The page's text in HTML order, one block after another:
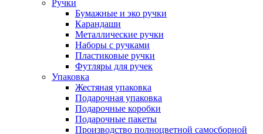
Ручки
Бумажные и эко ручки
Карандаши
Металлические ручки
Наборы с ручками
Пластиковые ручки
Футляры для ручек
Упаковка
Жестяная упаковка
Подарочная упаковка
Подарочные коробки
Подарочные пакеты
Производство полноцветной самосборной